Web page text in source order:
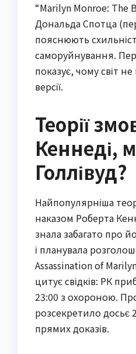
“Marilyn Monroe: The
Дональда Спотца
пояснюють
саморуйнування.
показує, чому світ
версії.
Теорії
Кеннеді,
Голлівуд?
Найпопулярніша
наказом Роберта
знала забагато про
і планувала
Assassination of
цитує свідків: РК
23:00 з охороною.
розсекретило досьє
прямих доказів.